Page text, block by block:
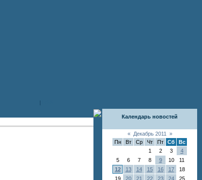
|
Календарь новостей
« Декабрь 2011
»
Пн
Вт Ср Чт Пт Сб
Вс
1
2 3
4
5
6 7 8 9 10
11
12
13 14 15 16 17
18
19
20 21 22 23 24
25